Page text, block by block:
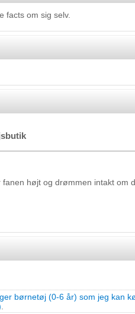
facts om sig selv.
fanen højt og drømmen intakt om
børnetøj (0-6 år) som jeg kan